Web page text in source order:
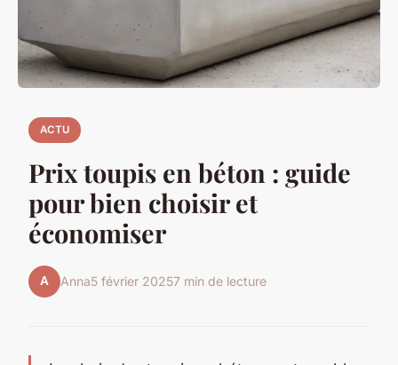
ACTU
Prix toupis en béton : guide
pour bien choisir et
économiser
A Anna5 février 20257 min de lecture